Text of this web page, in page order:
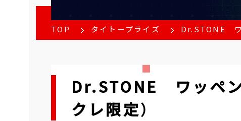
TOP タイトープライズ Dr.STONE ワ
Dr.STONE ワッペン
クレ限定）